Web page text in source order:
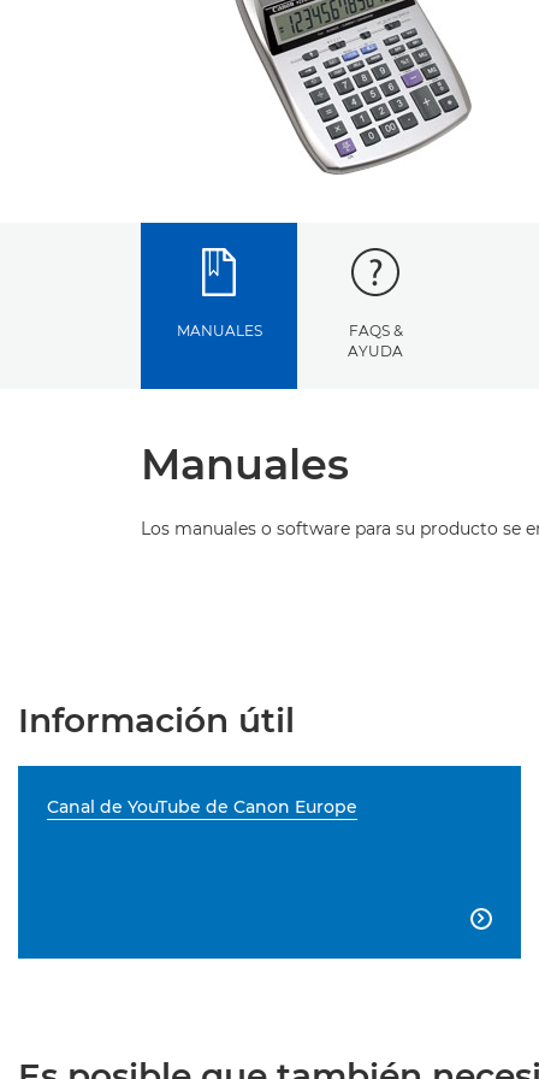
MANUALES
FAQS &
AYUDA
Manuales
Los manuales o software para su producto se
Información útil
Canal de YouTube de Canon Europe
